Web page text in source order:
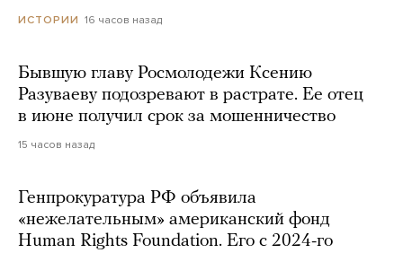
ИСТОРИИ 16 часов назад
Бывшую главу Росмолодежи Ксению
Разуваеву подозревают в растрате. Ее отец
в июне получил срок за мошенничество
15 часов назад
Генпрокуратура РФ объявила
«нежелательным» американский фонд
Human Rights Foundation. Его с 2024-го